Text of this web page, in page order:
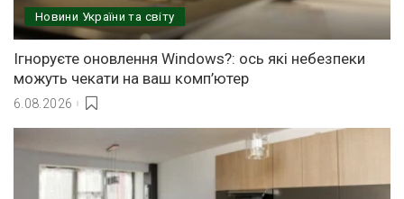
Новини України та світу
Ігноруєте оновлення Windows?: ось які небезпеки
можуть чекати на ваш комп’ютер
6.08.2026